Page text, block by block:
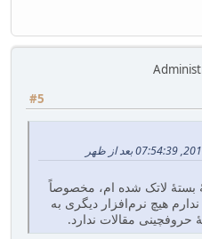
#5
لاتک شده ام، مخصوصاً
هیچ نرم‌افزار دیگری به
حروفچینی مقالات ندارد.